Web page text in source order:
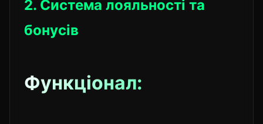
2. Система лояльності та
бонусів
Функціонал: